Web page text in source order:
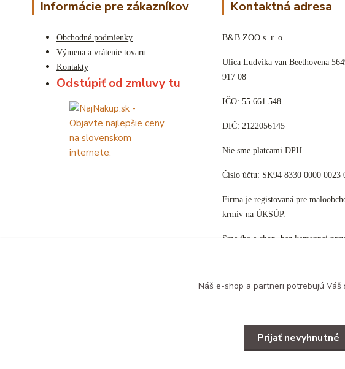
Informácie pre zákazníkov
Obchodné podmienky
Výmena a vrátenie tovaru
Kontakty
Odstúpiť od zmluvy tu
Kontaktná adresa
B&B ZOO s. r. o.
Ulica Ludvika van Beethovena
917 08
IČO: 55 661 548
DIČ: 2122056145
Nie sme platcami DPH
Číslo účtu: SK94 8330 0000 0023
Firma je registovaná pre
krmív na ÚKSÚP.
Sme iba e-shop, bez kamennej
Náš e-shop a partneri potrebujú Váš
Prijať nevyhnutné